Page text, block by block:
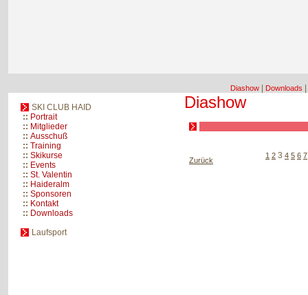
Diashow Downloads
SKI CLUB HAID
:: Portrait
:: Mitglieder
:: Ausschuß
:: Training
:: Skikurse
:: Events
:: St. Valentin
:: Haideralm
:: Sponsoren
:: Kontakt
:: Downloads
Laufsport
Diashow
Zurück
1 2 3 4 5 6 7